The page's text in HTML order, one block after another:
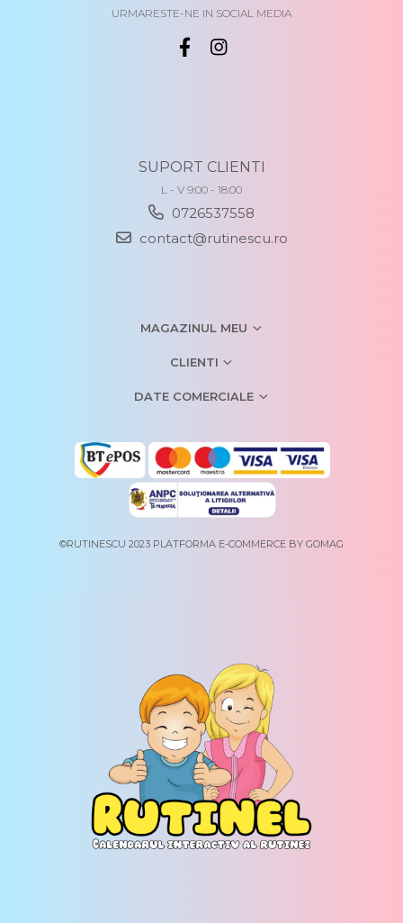
URMARESTE-NE IN SOCIAL MEDIA
SUPORT CLIENTI
L - V 9:00 - 18:00
0726537558
contact@rutinescu.ro
MAGAZINUL MEU
CLIENTI
DATE COMERCIALE
©RUTINESCU 2023 PLATFORMA E-COMMERCE BY GOMAG